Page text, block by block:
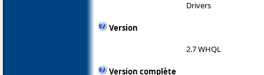
Drivers
Version
2.7 WHQL
Version complète